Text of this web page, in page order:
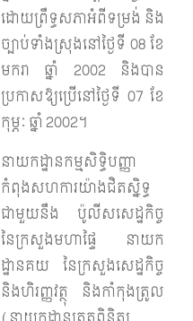
ដោយព្រឹទ្ធសភាអំពីទម្រង់ និង
ច្បាប់ទាំងស្រុងនៅថ្ងៃទី 08 ខែ
មករា ឆ្នាំ 2002 និងបាន
ប្រកាសឱ្យប្រើនៅថ្ងៃទី 07 ខែ
កុម្ភៈ ឆ្នាំ 2002។
នាយកដ្ឋានកម្មសិទ្ធិបញ្ញា
កំពុងសហការយ៉ាងជិតស្និទ្ធ
ជាមួយនឹង ប៉ូលីសសេដ្ឋកិច្ច
នៃក្រសួងមហាផ្ទៃ នាយក
ដ្ឋានគយ នៃក្រសួងសេដ្ឋកិច្ច
និងហិរញ្ញវត្ថុ និងកាំកុងត្រូល